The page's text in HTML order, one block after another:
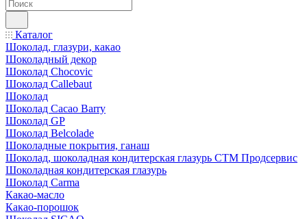
Каталог
Шоколад, глазури, какао
Шоколадный декор
Шоколад Chocovic
Шоколад Callebaut
Шоколад
Шоколад Cacao Barry
Шоколад GP
Шоколад Belcolade
Шоколадные покрытия, ганаш
Шоколад, шоколадная кондитерская глазурь СТМ Продсервис
Шоколадная кондитерская глазурь
Шоколад Carma
Какао-масло
Какао-порошок